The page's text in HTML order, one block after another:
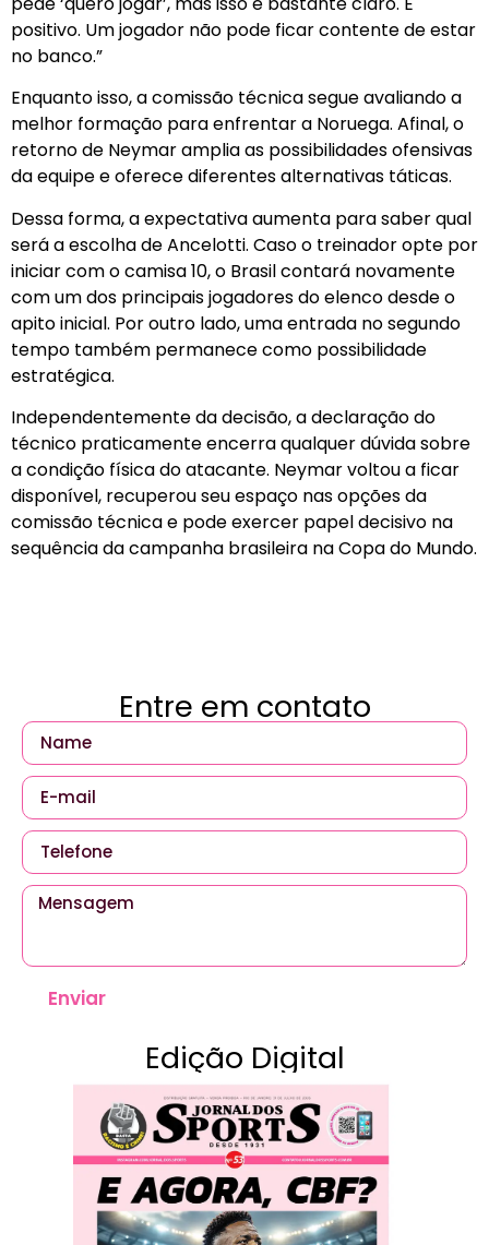
positivo. Um jogador não pode ficar contente de estar
no banco.”
Enquanto isso, a comissão técnica segue avaliando a
melhor formação para enfrentar a Noruega. Afinal, o
retorno de Neymar amplia as possibilidades ofensivas
da equipe e oferece diferentes alternativas táticas.
Dessa forma, a expectativa aumenta para saber qual
será a escolha de Ancelotti. Caso o treinador opte por
iniciar com o camisa 10, o Brasil contará novamente
com um dos principais jogadores do elenco desde o
apito inicial. Por outro lado, uma entrada no segundo
tempo também permanece como possibilidade
estratégica.
Independentemente da decisão, a declaração do
técnico praticamente encerra qualquer dúvida sobre
a condição física do atacante. Neymar voltou a ficar
disponível, recuperou seu espaço nas opções da
comissão técnica e pode exercer papel decisivo na
sequência da campanha brasileira na Copa do Mundo.
Entre em contato
Enviar
Edição Digital